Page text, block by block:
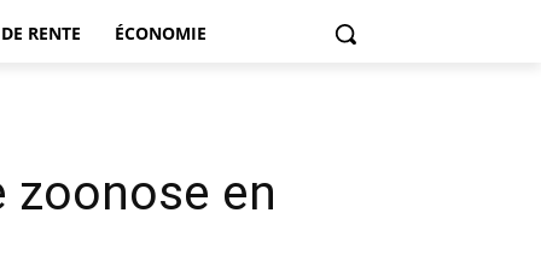
RENTE ÉCONOMIE
zoonose en